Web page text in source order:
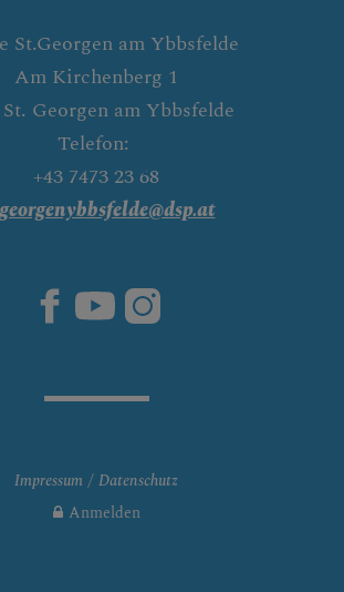
St.Georgen am Ybbsfelde
Am Kirchenberg 1
St. Georgen am Ybbsfelde
Telefon:
+43 7473 23 68
Impressum
Datenschutz
Anmelden